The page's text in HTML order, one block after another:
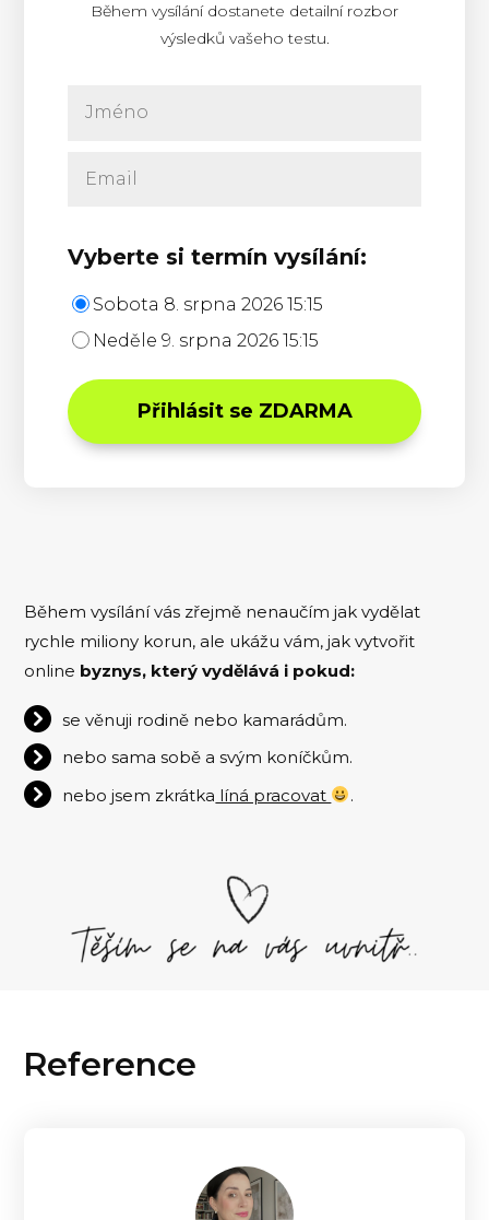
Během vysílání dostanete detailní rozbor
výsledků vašeho testu.
Vyberte si termín vysílání:
Sobota 8. srpna 2026 15:15
Neděle 9. srpna 2026 15:15
Přihlásit se ZDARMA
Během vysílání vás zřejmě nenaučím jak vydělat
rychle miliony korun, ale ukážu vám, jak vytvořit
online byznys, který vydělává i pokud:
se věnuji rodině nebo kamarádům.
nebo sama sobě a svým koníčkům.
nebo jsem zkrátka líná pracovat .
Reference